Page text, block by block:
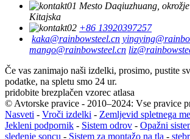
Mesto Daqiuzhuang,
Kitajska
+86 13920397257
kaka@rainbowsteel.cn
mango@rainbowsteel.cn
Če vas zanimajo naši izdelki, prosimo, pustite
podatke, na spletu smo 24 ur.
pridobite brezplačen vzorec atlasa
© Avtorske pravice - 2010–2024: Vse pravice
Nasveti - Vroči izdelki - Zemljevid spletnega
Jekleni podpornik - Sistem odrov - Opažni
sledenje soncu - Sistem za montažo na tla -